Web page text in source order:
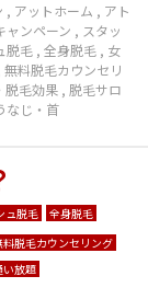
, アットホーム , アト
ャンペーン , スタッ
脱毛 ,全身脱毛 , 女
無料脱毛カウンセリ
脱毛効果 ,脱毛サロ
なじ・首
ュ脱毛
全身脱毛
料脱毛カウンセリング
い放題